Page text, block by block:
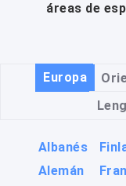
áreas de
Europa
Albanés
Alemán